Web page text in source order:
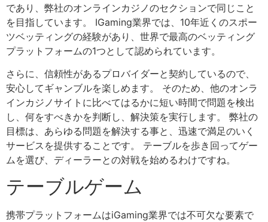
であり、弊社のオンラインカジノのセクションで同じこと
を目指しています。 IGaming業界では、10年近くのスポー
ツベッティングの経験があり、世界で最高のベッティング
プラットフォームの1つとして認められています。
さらに、信頼性があるプロバイダーと契約しているので、
安心してギャンブルを楽しめます。 そのため、他のオンラ
インカジノサイトに比べてはるかに短い時間で問題を検出
し、何をすべきかを判断し、解決策を実行します。 弊社の
目標は、あらゆる問題を解決する事と、迅速で満足のいく
サービスを提供することです。 テーブルを歩き回ってゲー
ムを選び、ディーラーとの対戦を始めるわけですね。
テーブルゲーム
携帯プラットフォームはiGaming業界では不可欠な要素で